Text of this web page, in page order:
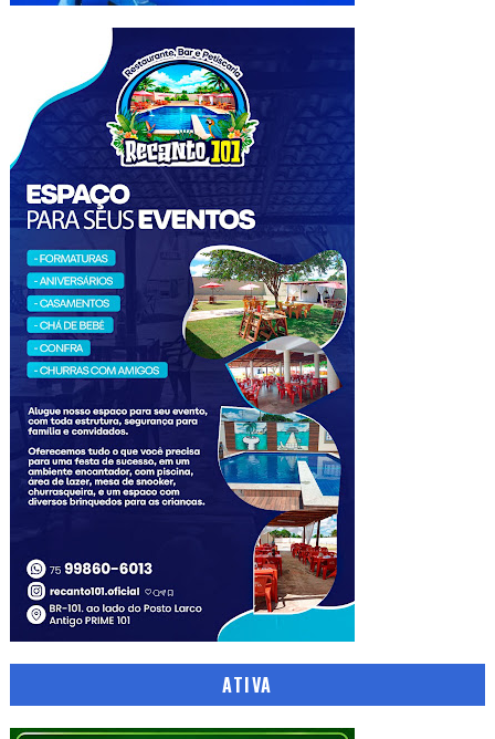
ATIVA